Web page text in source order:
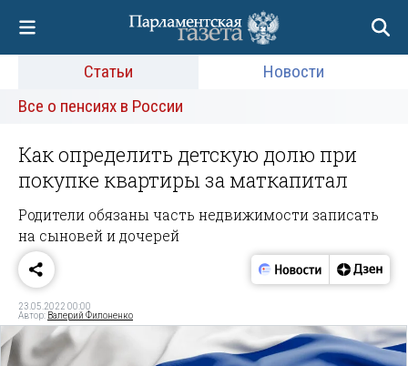
Статьи
Новости
Все о пенсиях в России
Как определить детскую долю при
покупке квартиры за маткапитал
Родители обязаны часть недвижимости записать
на сыновей и дочерей
23.05.2022 00:00
Автор: Валерий Филоненко